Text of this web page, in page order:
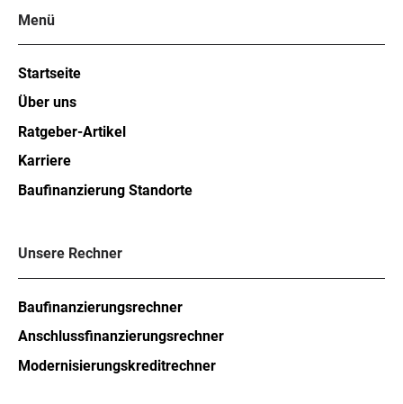
Menü
Startseite
Über uns
Ratgeber-Artikel
Karriere
Baufinanzierung Standorte
Unsere Rechner
Baufinanzierungsrechner
Anschlussfinanzierungsrechner
Modernisierungskreditrechner